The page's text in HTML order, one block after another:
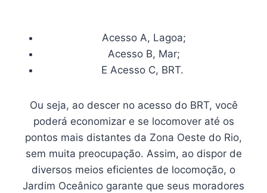
Acesso A, Lagoa;
Acesso B, Mar;
E Acesso C, BRT.
Ou seja, ao descer no acesso do BRT, você
poderá economizar e se locomover até os
pontos mais distantes da Zona Oeste do Rio,
sem muita preocupação. Assim, ao dispor de
diversos meios eficientes de locomoção, o
Jardim Oceânico garante que seus moradores